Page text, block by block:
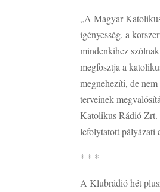
„A Magyar
igényesség, a
mindenkihez
megfosztja a
megnehezíti, de
terveinek
Katolikus Rádió Zrt.
lefolytatott pályázati
* * *
A Klubrádió hét